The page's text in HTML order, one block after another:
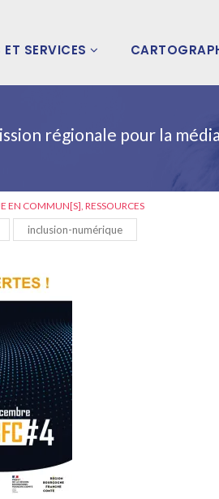
SERVICES
EN COMMUN[S] RESSOURCES
régionale pour la
inclusion-numérique